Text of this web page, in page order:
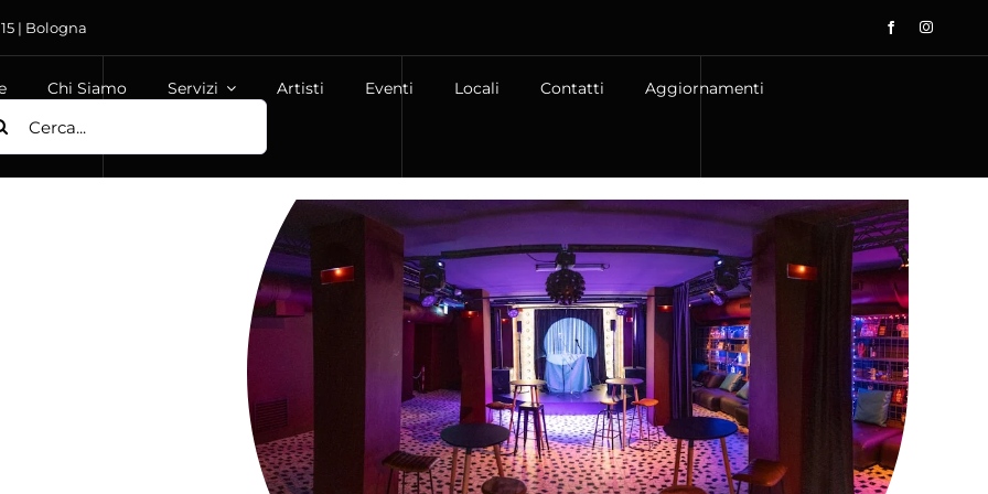
| Bologna
Chi Siamo Servizi Artisti Eventi Locali Contatti
Aggiornamenti